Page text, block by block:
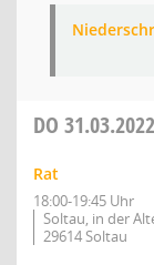
DO 31.03.2022
Rat
18:00-19:45 Uhr
Soltau, in der
29614 Soltau